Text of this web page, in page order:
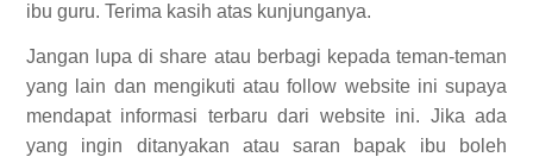
ibu guru. Terima kasih atas kunjunganya.
Jangan lupa di share atau berbagi kepada teman-teman
yang lain dan mengikuti atau follow website ini supaya
mendapat informasi terbaru dari website ini. Jika ada
yang ingin ditanyakan atau saran bapak ibu boleh